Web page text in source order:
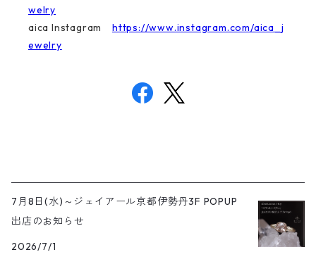
welry
aica Instagramhttps://www.instagram.com/aica_j
ewelry
7月8日(水)～ジェイアール京都伊勢丹3F POPUP
出店のお知らせ
2026/7/1